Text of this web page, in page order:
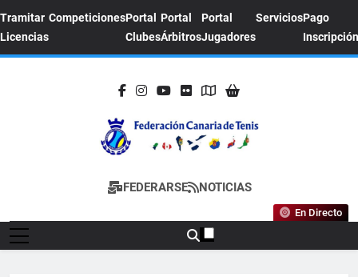
Tramitar
Licencias
CompeticionesPortal
Clubes
Portal
Árbitros
Portal
Jugadores
ServiciosPago
Inscripción
FEDERACION
CANARIA DE
TENIS
Sitio Oficial De La Federación Canaria De
FEDERARSE NOTICIAS
En Directo